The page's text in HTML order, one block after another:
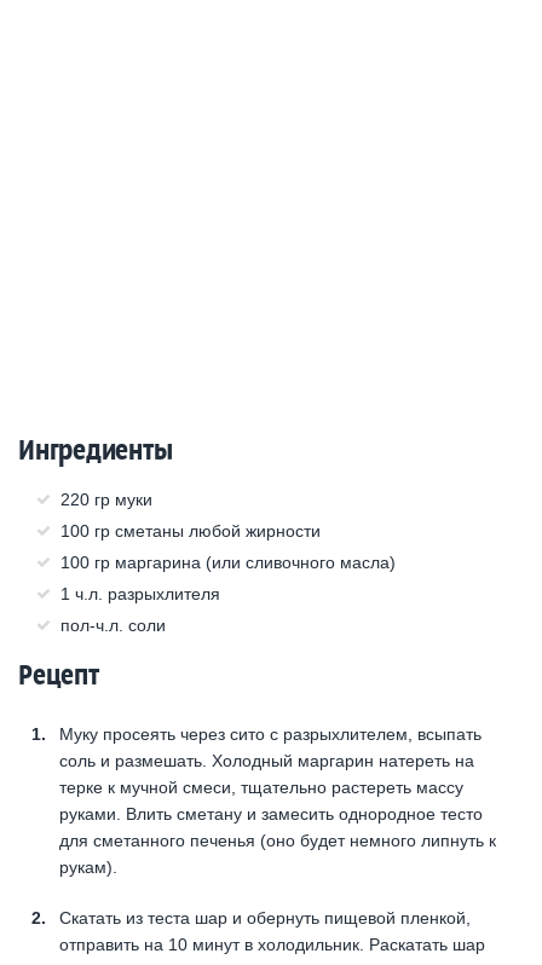
Ингредиенты
220 гр муки
100 гр сметаны любой жирности
100 гр маргарина (или сливочного масла)
1 ч.л. разрыхлителя
пол-ч.л. соли
Рецепт
Муку просеять через сито с разрыхлителем, всыпать
соль и размешать. Холодный маргарин натереть на
терке к мучной смеси, тщательно растереть массу
руками. Влить сметану и замесить однородное тесто
для сметанного печенья (оно будет немного липнуть к
рукам).
Скатать из теста шар и обернуть пищевой пленкой,
отправить на 10 минут в холодильник. Раскатать шар